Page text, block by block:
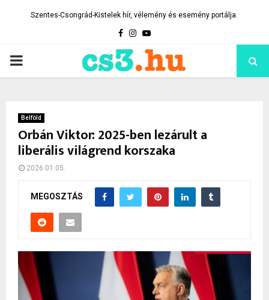
Szentes-Csongrád-Kistelek hír, vélemény és esemény portálja.
Facebook
Instagram
Youtube
PRIMARY
Belföld
Orbán Viktor: 2025-ben lezárult a
liberális világrend korszaka
2026.01.05.
MEGOSZTÁS